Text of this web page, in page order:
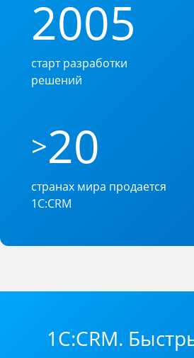
2005
старт разработки
решений
>20
странах мира продается
1C:CRM
1С:CRM.